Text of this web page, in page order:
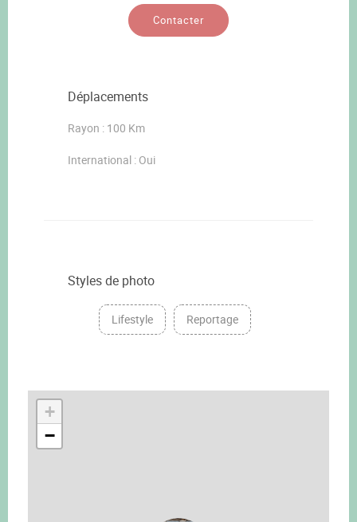
Contacter
Déplacements
Rayon : 100 Km
International : Oui
Styles de photo
Lifestyle Reportage
+
−